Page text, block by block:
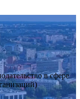
в сфере